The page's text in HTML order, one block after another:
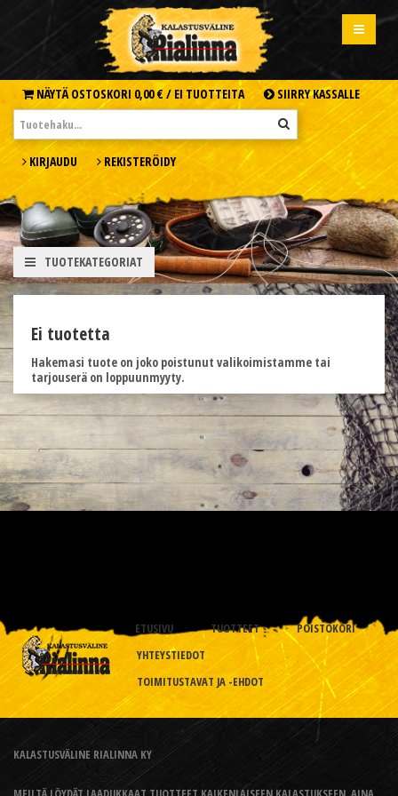
NÄYTÄ OSTOSKORI 0,00 € / EI TUOTTEITA SIIRRY KASSALLE
KIRJAUDU REKISTERÖIDY
TUOTEKATEGORIAT
Ei tuotetta
Hakemasi tuote on joko poistunut valikoimistamme tai
tarjouserä on loppuunmyyty.
ETUSIVU TUOTTEET
POISTOKORI
YHTEYSTIEDOT
TOIMITUSTAVAT JA -EHDOT
KALASTUSVÄLINE RIALINNA KY